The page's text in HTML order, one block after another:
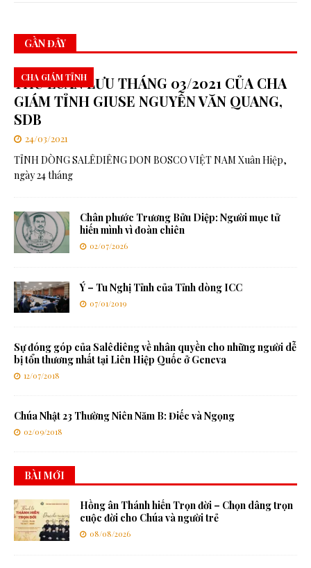
GẦN ĐÂY
THƯ LUAN LƯU THÁNG 03/2021 CỦA CHA
GIÁM TỈNH GIUSE NGUYỄN VĂN QUANG,
SDB
CHA GIÁM TỈNH
24/03/2021
TỈNH DÒNG SALÊDIÊNG DON BOSCO VIỆT NAM Xuân Hiệp,
ngày 24 tháng
Chân phước Trương Bửu Diệp: Người mục tử
hiến mình vì đoàn chiên
02/07/2026
Ý – Tu Nghị Tỉnh của Tỉnh dòng ICC
07/01/2019
Sự đóng góp của Salêdiêng về nhân quyền cho những người dễ
bị tổn thương nhất tại Liên Hiệp Quốc ở Geneva
12/07/2018
Chúa Nhật 23 Thường Niên Năm B: Điếc và Ngọng
02/09/2018
BÀI MỚI
Hồng ân Thánh hiến Trọn đời – Chọn dâng trọn
cuộc đời cho Chúa và người trẻ
08/08/2026